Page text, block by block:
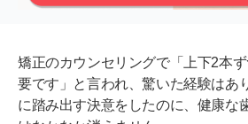
矯正のカウンセリングで「上下2本
要です」と言われ、驚いた経験はあ
に踏み出す決意をしたのに、健康な